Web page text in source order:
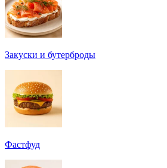
Закуски и бутерброды
Фастфуд